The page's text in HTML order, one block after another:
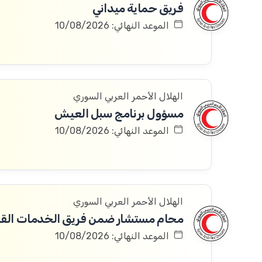
فريق حماية ميداني
الموعد النهائي: 10/08/2026
الهلال الأحمر العربي السوري
مسؤول برنامج سبل العيش
الموعد النهائي: 10/08/2026
الهلال الأحمر العربي السوري
محام مستشار ضمن فريق الخدمات
الموعد النهائي: 10/08/2026